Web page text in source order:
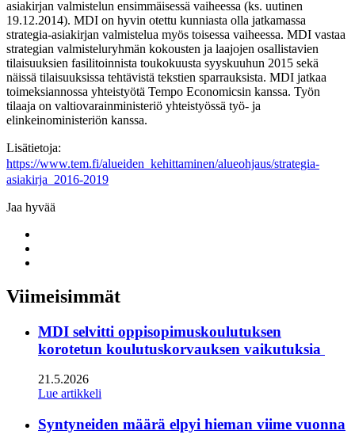
asiakirjan valmistelun ensimmäisessä vaiheessa (ks. uutinen
19.12.2014). MDI on hyvin otettu kunniasta olla jatkamassa
strategia-asiakirjan valmistelua myös toisessa vaiheessa. MDI vastaa
strategian valmisteluryhmän kokousten ja laajojen osallistavien
tilaisuuksien fasilitoinnista toukokuusta syyskuuhun 2015 sekä
näissä tilaisuuksissa tehtävistä tekstien sparrauksista. MDI jatkaa
toimeksiannossa yhteistyötä Tempo Economicsin kanssa. Työn
tilaaja on valtiovarainministeriö yhteistyössä työ- ja
elinkeinoministeriön kanssa.
Lisätietoja:
https://www.tem.fi/alueiden_kehittaminen/alueohjaus/strategia-
asiakirja_2016-2019
Jaa hyvää
twitter
Viimeisimmät
MDI selvitti oppisopimuskoulutuksen
korotetun koulutuskorvauksen vaikutuksia
21.5.2026
Lue artikkeli
Syntyneiden määrä elpyi hieman viime vuonna